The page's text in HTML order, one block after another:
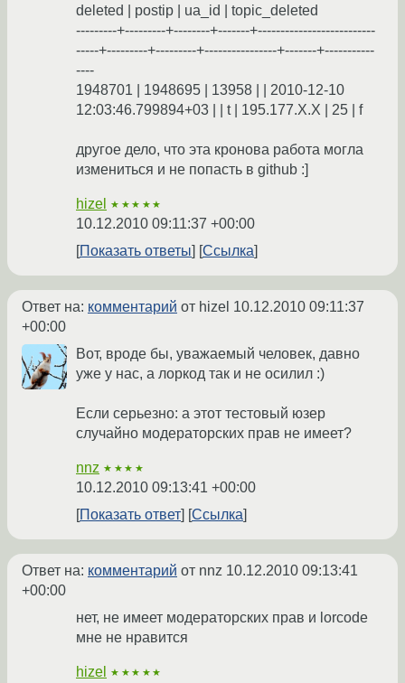
deleted | postip | ua_id | topic_deleted
---------+---------+--------+-------+--------------------------
-----+---------+---------+----------------+-------+-----------
----
1948701 | 1948695 | 13958 | | 2010-12-10
12:03:46.799894+03 | | t | 195.177.X.X | 25 | f
другое дело, что эта кронова работа могла
измениться и не попасть в github :]
hizel ★★★★★
10.12.2010 09:11:37 +00:00
Показать ответы
Ссылка
Ответ на: комментарий от hizel 10.12.2010 09:11:37
+00:00
Вот, вроде бы, уважаемый человек, давно
уже у нас, а лоркод так и не осилил :)
Если серьезно: а этот тестовый юзер
случайно модераторских прав не имеет?
nnz ★★★★
10.12.2010 09:13:41 +00:00
Показать ответ
Ссылка
Ответ на: комментарий от nnz 10.12.2010 09:13:41
+00:00
нет, не имеет модераторских прав и lorcode
мне не нравится
hizel ★★★★★